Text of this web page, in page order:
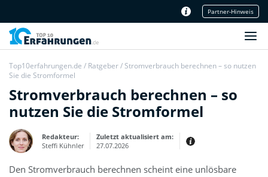
Unser Redaktionsteam
Partner-Hinweis
Top10erfahrungen.de / Ratgeber/ Stromverbrauch berechnen – so nutzen
Sie die Stromformel
Stromverbrauch berechnen – so
nutzen Sie die Stromformel
Redakteur:
Steffi Kühnler
Zuletzt aktualisiert am:
27.07.2026
Thema:
Den Stromverbrauch berechnen scheint eine unlösbare